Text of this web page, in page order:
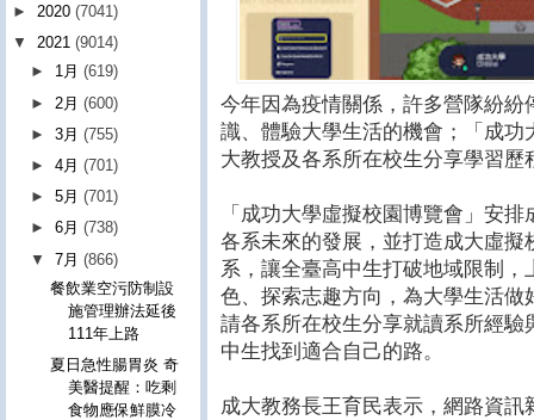
今年因為疫情關係，許多營隊紛
識、體驗大學生活的機會；「成
大教授及各系所在校生分享學習歷
「成功大學虛擬校園博覽會」安
各系未來的發展，並打造成大虛
系，讓全臺高中生打破地域限制
色、探索志趣方向，為大學生活
請各系所在校生分享就讀系所經
中生找到適合自己的路。
成大教務長王育民表示，網路資
► 2020 (7041)
▼ 2021 (9014)
► 1月(619)
► 2月(600)
►3月(755)
►4月(701)
►5月(701)
►6月(738)
▼7月(866)
餐飲業空污防制設
施管理辦法延後
111年上路
夏日急性腸胃炎 奇
美醫提醒：吃剩
食物應保鮮膜冷